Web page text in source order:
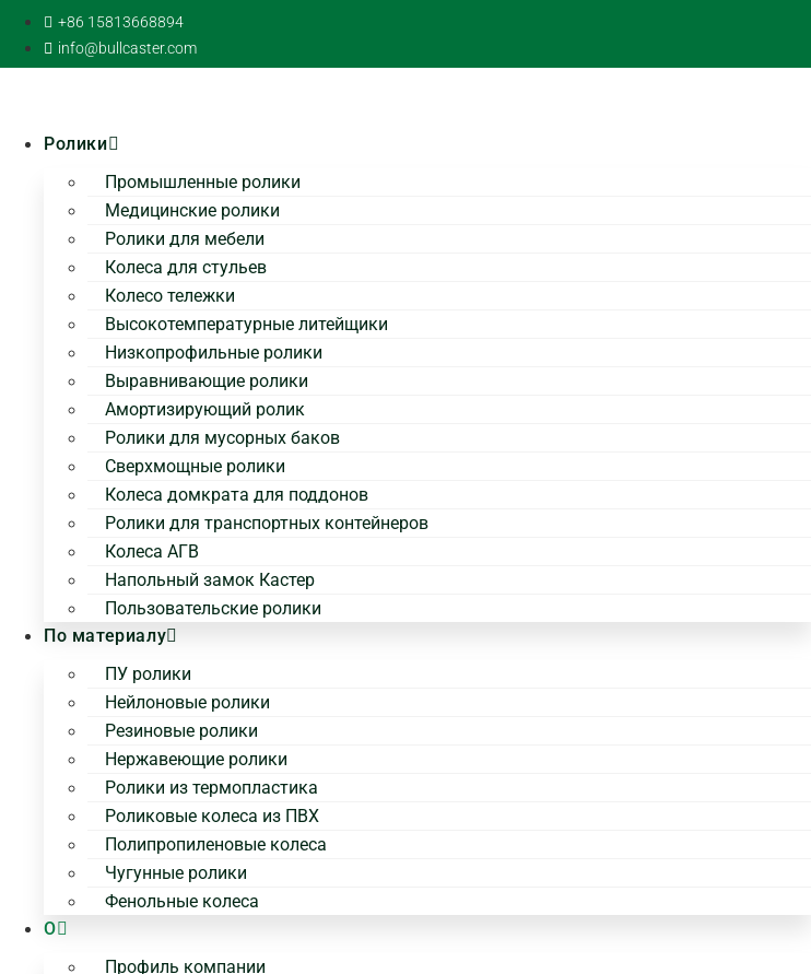
перейти
содержанию
+86 15813668894
info@bullcaster.com
Ролики
Промышленные ролики
Медицинские ролики
Ролики для мебели
Колеса для стульев
Колесо тележки
Высокотемпературные литейщики
Низкопрофильные ролики
Выравнивающие ролики
Амортизирующий ролик
Ролики для мусорных баков
Сверхмощные ролики
Колеса домкрата для поддонов
Ролики для транспортных контейнеров
Колеса АГВ
Напольный замок Кастер
Пользовательские ролики
По материалу
ПУ ролики
Нейлоновые ролики
Резиновые ролики
Нержавеющие ролики
Ролики из термопластика
Роликовые колеса из ПВХ
Полипропиленовые колеса
Чугунные ролики
Фенольные колеса
О
Профиль компании